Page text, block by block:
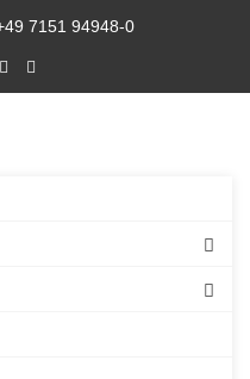
7151 94948-0